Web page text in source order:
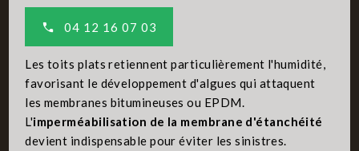
04 12 16 07 03
Les toits plats retiennent particulièrement l'humidité,
favorisant le développement d'algues qui attaquent
les membranes bitumineuses ou EPDM.
L'imperméabilisation de la membrane d'étanchéité
devient indispensable pour éviter les sinistres.